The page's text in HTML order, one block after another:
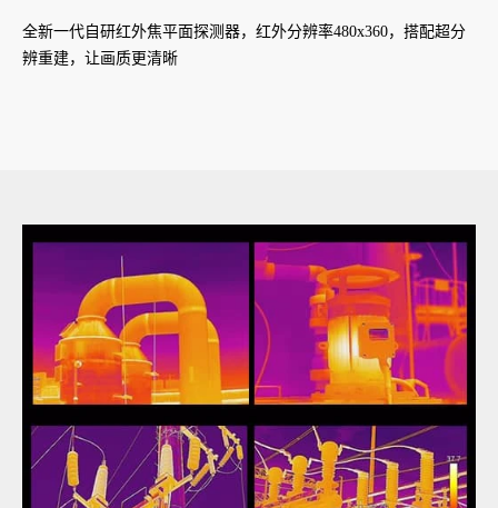
全新一代自研红外焦平面探测器，红外分辨率480x360，搭配超分
辨重建，让画质更清晰